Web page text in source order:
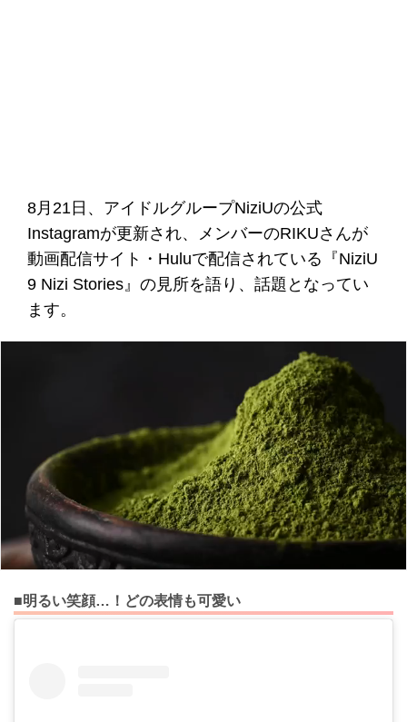
8月21日、アイドルグループNiziUの公式
Instagramが更新され、メンバーのRIKUさんが
動画配信サイト・Huluで配信されている『NiziU
9 Nizi Stories』の見所を語り、話題となってい
ます。
■明るい笑顔…！どの表情も可愛い